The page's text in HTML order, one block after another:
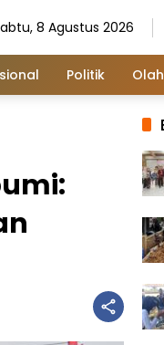
8 Agustus 2026
Politik